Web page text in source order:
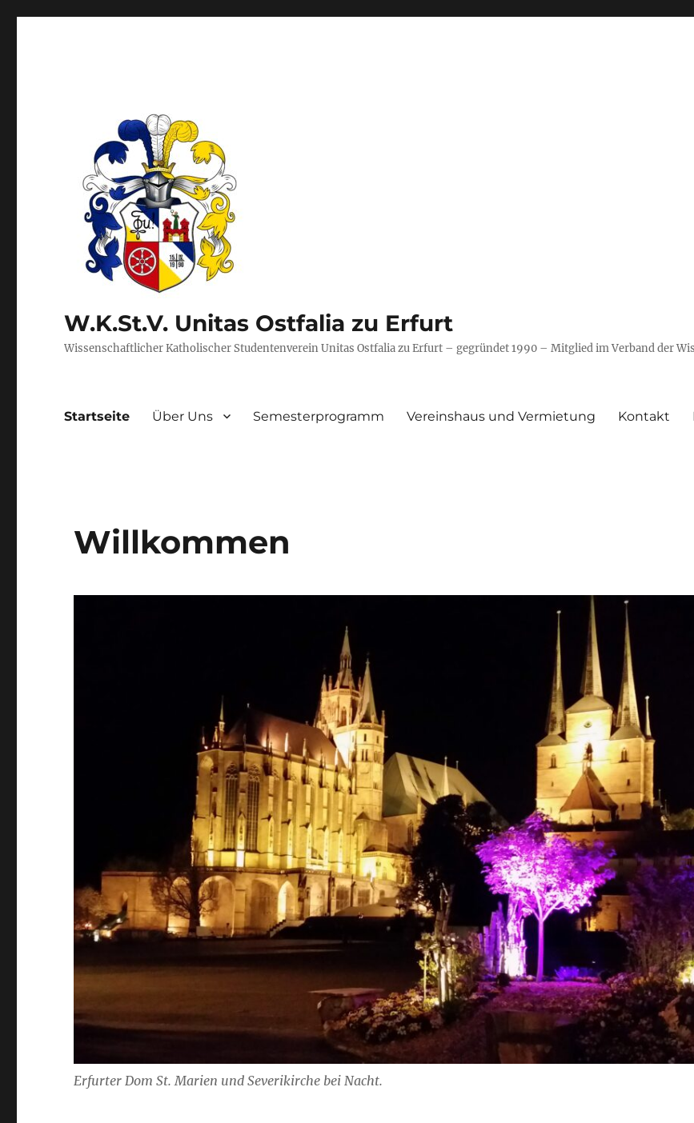
W.K.St.V. Unitas Ostfalia zu Erfurt
Wissenschaftlicher Katholischer Studentenverein Unitas Ostfalia zu Erfurt – gegründet 1990 – Mitglied im Verband der
Startseite Über Uns Semesterprogramm Vereinshaus und Vermietung Kontakt
Willkommen
Erfurter Dom St. Marien und Severikirche bei Nacht.